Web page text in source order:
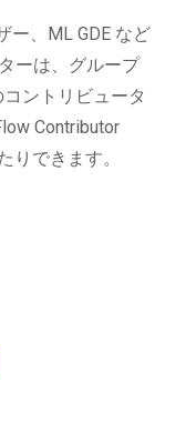
ー、ML GDE など
ーは、グループ
ントリビュータ
Contributor
りできます。